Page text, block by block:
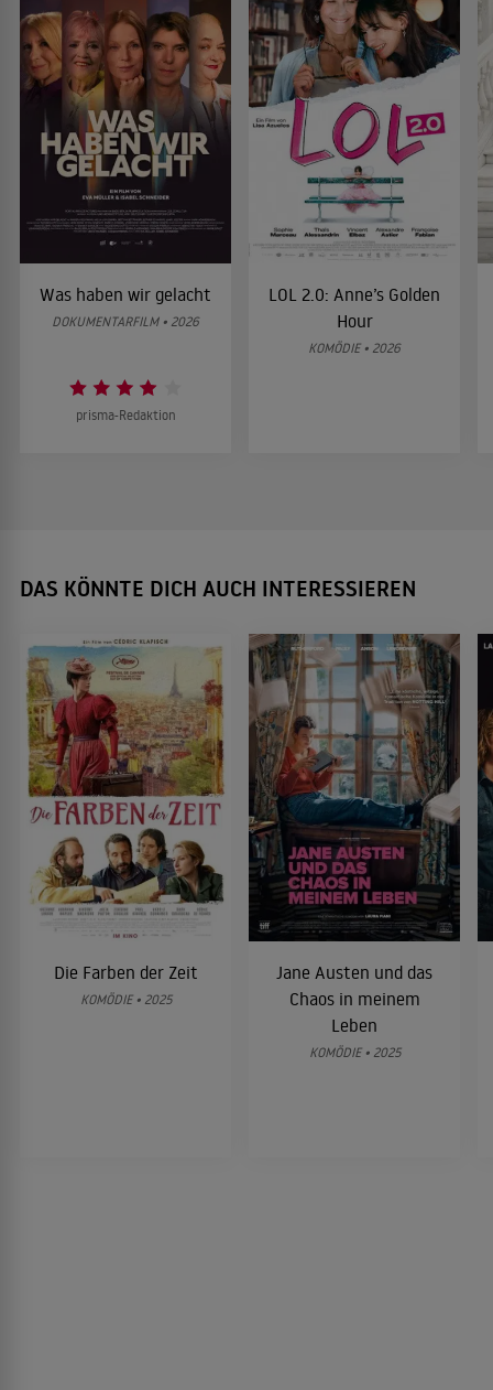
Was haben wir gelacht
DOKUMENTARFILM • 2026
prisma-Redaktion
LOL 2.0: Anne’s Golden
Hour
KOMÖDIE • 2026
DAS KÖNNTE DICH AUCH INTERESSIEREN
Die Farben der Zeit
KOMÖDIE • 2025
Jane Austen und das
Chaos in meinem
Leben
KOMÖDIE • 2025